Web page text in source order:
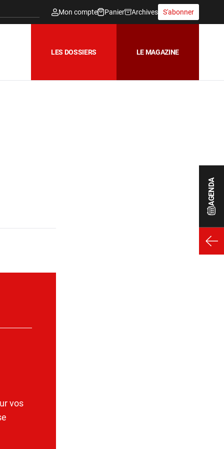
AGENDA
Mon compte Panier Archives S'abonner
LES DOSSIERS LE MAGAZINE
vos